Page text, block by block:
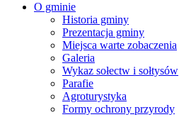
O gminie
Historia gminy
Prezentacja gminy
Miejsca warte zobaczenia
Galeria
Wykaz sołectw i sołtysów
Parafie
Agroturystyka
Formy ochrony przyrody